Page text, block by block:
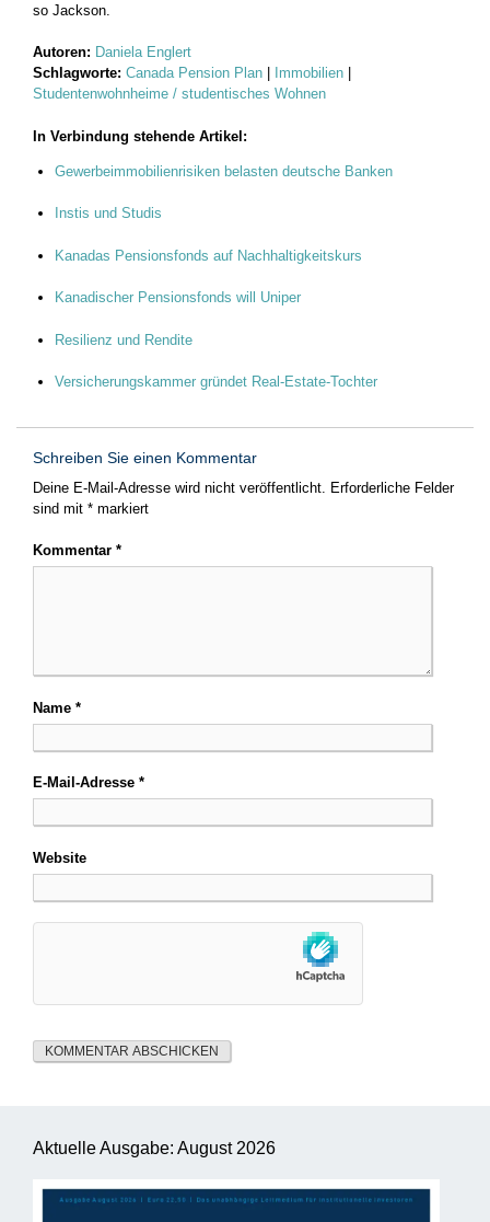
so Jackson.
Autoren: Daniela Englert
Schlagworte: Canada Pension Plan Immobilien
Studentenwohnheime / studentisches Wohnen
In Verbindung stehende Artikel:
Gewerbeimmobilienrisiken belasten deutsche Banken
Instis und Studis
Kanadas Pensionsfonds auf Nachhaltigkeitskurs
Kanadischer Pensionsfonds will Uniper
Resilienz und Rendite
Versicherungskammer gründet Real-Estate-Tochter
Schreiben Sie einen Kommentar
Deine E-Mail-Adresse wird nicht veröffentlicht. Erforderliche Felder
sind mit * markiert
Kommentar *
Name *
E-Mail-Adresse *
Website
Aktuelle Ausgabe: August 2026